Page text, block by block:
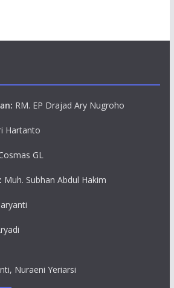
RM. EP Drajad Ary Nugroho
Hartanto
GL
Muh. Subhan Abdul Hakim
Nuraeni Yeriarsi